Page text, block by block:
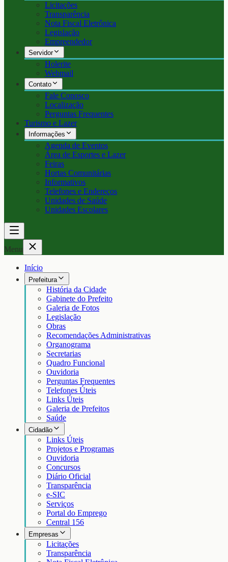
Licitações
Transparência
Nota Fiscal Eletrônica
Legislação
Empreendedor
Servidor
Holerite
Webmail
Contato
Fale Conosco
Localização
Perguntas Frequentes
Turismo e Lazer
Informações
Agenda de Eventos
Área de Esportes e Lazer
Feiras
Hortas Comunitárias
Informativos
Telefones e Endereços
Unidades de Saúde
Unidades Escolares
Menu
Início
Prefeitura
História da Cidade
Gabinete do Prefeito
Galeria de Fotos
Legislação
Obras
Recomendações Administrativas
Organograma
Secretarias
Quadro Funcional
Ouvidoria
Perguntas Frequentes
Telefones Úteis
Links Úteis
Galeria de Prefeitos
Saúde
Cidadão
Links Úteis
Projetos e Programas
Ouvidoria
Concursos
Diário Oficial
Transparência
e-SIC
Serviços
Portal do Emprego
Central 156
Empresas
Licitações
Transparência